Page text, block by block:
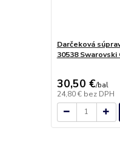
Darčeková
30538
30,50 €/bal
24,80 € bez DPH